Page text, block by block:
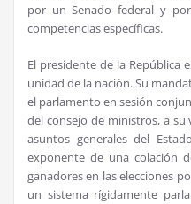
por un Senado federal y
competencias específicas.
El presidente de la República
unidad de la nación. Su
el parlamento en sesión
del consejo de ministros, a su
asuntos generales del
exponente de una colación
ganadores en las elecciones
un sistema rígidamente